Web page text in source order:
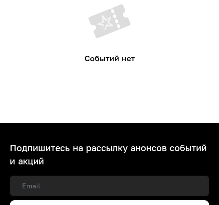
Событий нет
Подпишитесь на рассылку анонсов событий
и акций